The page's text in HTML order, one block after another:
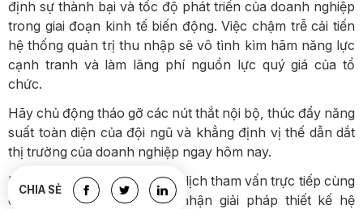
định sự thành bại và tốc độ phát triển của doanh nghiệp
trong giai đoạn kinh tế biến động. Việc chậm trễ cải tiến
hệ thống quản trị thu nhập sẽ vô tình kìm hãm năng lực
cạnh tranh và làm lãng phí nguồn lực quý giá của tổ
chức.
Hãy chủ động tháo gỡ các nút thắt nội bộ, thúc đẩy năng
suất toàn diện của đội ngũ và khẳng định vị thế dẫn dắt
thị trường của doanh nghiệp ngay hôm nay.
Liên hệ với BrainMark để đặt lịch tham vấn trực tiếp cùng
chuyên gia chiến lược và nhận giải pháp thiết kế hệ
CHIA SẺ